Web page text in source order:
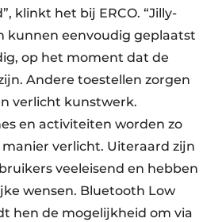
klinkt het bij ERCO. “Jilly-
kunnen eenvoudig geplaatst
op het moment dat de
Andere toestellen zorgen
verlicht kunstwerk.
en activiteiten worden zo
manier verlicht. Uiteraard zijn
veeleisend en hebben
wensen. Bluetooth Low
hen de mogelijkheid om via